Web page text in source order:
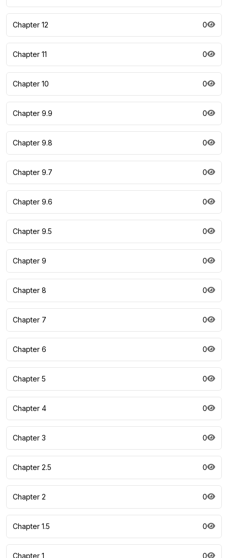
Chapter 12 0
Chapter 11 0
Chapter 10 0
Chapter 9.9 0
Chapter 9.8 0
Chapter 9.7 0
Chapter 9.6 0
Chapter 9.5 0
Chapter 9 0
Chapter 8 0
Chapter 7 0
Chapter 6 0
Chapter 5 0
Chapter 4 0
Chapter 3 0
Chapter 2.5 0
Chapter 2 0
Chapter 1.5 0
Chapter 1 0